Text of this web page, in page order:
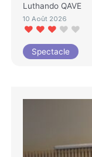
Luthando QAVE
10 Août 2026
Spectacle